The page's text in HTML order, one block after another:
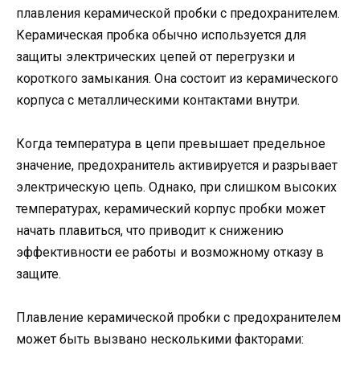
плавления керамической пробки с предохранителем.
Керамическая пробка обычно используется для
защиты электрических цепей от перегрузки и
короткого замыкания. Она состоит из керамического
корпуса с металлическими контактами внутри.
Когда температура в цепи превышает предельное
значение, предохранитель активируется и разрывает
электрическую цепь. Однако, при слишком высоких
температурах, керамический корпус пробки может
начать плавиться, что приводит к снижению
эффективности ее работы и возможному отказу в
защите.
Плавление керамической пробки с предохранителем
может быть вызвано несколькими факторами: